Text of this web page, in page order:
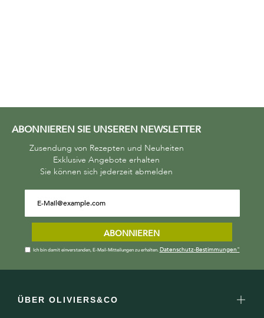
ABONNIEREN SIE UNSEREN NEWSLETTER
Zusendung von Rezepten und Neuheiten
Exklusive Angebote erhalten
Sie können sich jederzeit abmelden
ABONNIEREN
Ich bin damit einverstanden, E-Mail-Mitteilungen zu erhalten. Datenschutz-Bestimmungen"
ÜBER OLIVIERS&CO